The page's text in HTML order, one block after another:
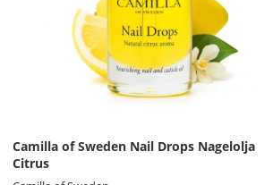
Camilla of Sweden Nail Drops Nagelolja
Citrus